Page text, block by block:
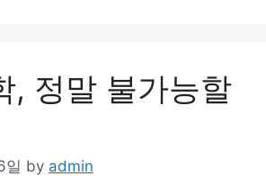
, 정말 불가능할
일 by admin